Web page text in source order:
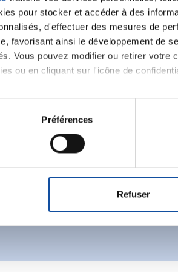
pour stocker et accéder à des
d'effectuer des mesures de
favorisant ainsi le développement de
Vous pouvez modifier ou retirer votre
ou en cliquant sur l'icône de
également :
sur votre localisation géographique
de vos données personnelles et
ou retirer votre consentement à tout
Préférences
Refuser
un
une nouvelle discussion vous